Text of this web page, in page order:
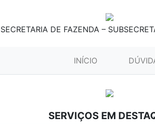
SECRETARIA DE FAZENDA –
INÍCIO (CURRENT)
SERVIÇOS EM